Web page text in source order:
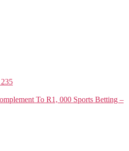
To R1, 000 Sports Betting –